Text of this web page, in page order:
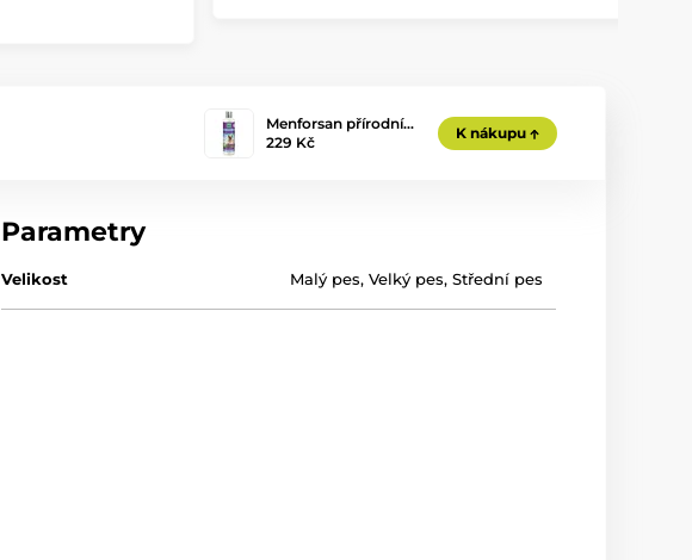
Menforsan přírodní…
229 Kč
K nákupu
Parametry
Velikost Malý pes,Velký pes,Střední pes